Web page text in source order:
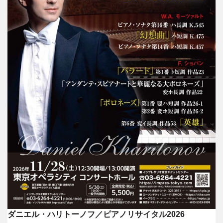
ダニエル・ハリトーノフ／ピアノリサイタル2026